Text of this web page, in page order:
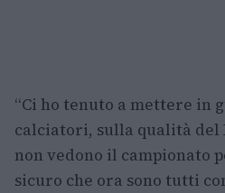
“Ci ho tenuto a mettere in
calciatori, sulla qualità del
non vedono il campionato
sicuro che ora sono tutti